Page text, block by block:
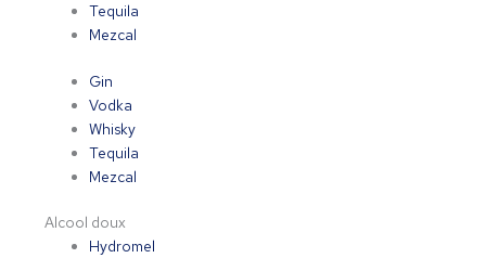
Tequila
Mezcal
Gin
Vodka
Whisky
Tequila
Mezcal
Alcool doux
Hydromel